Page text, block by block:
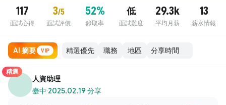
117
面試心得
3/5
面試評價
52%
錄取率
低
面試難度
29.3k
平均月薪
13
薪水情報
AI 摘要 VIP 職務 地區
精選
人資助理
臺中·2025.02.19 分享